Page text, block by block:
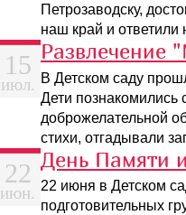
Петрозаводску,
наш край и
15
июл.
Развлечение
В Детском саду
Дети познакомились
доброжелательной
стихи, отгадывали
22
июн.
День Памяти
22 июня в Детском
подготовительных